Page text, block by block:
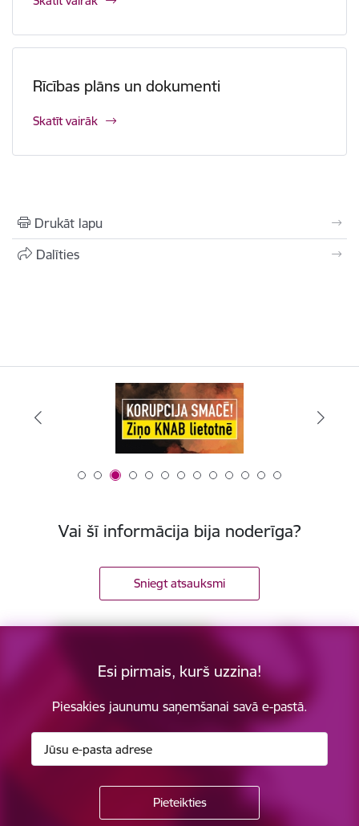
Rīcības plāns un dokumenti
Skatīt vairāk
Drukāt lapu
Dalīties
Vai šī informācija bija noderīga?
Sniegt atsauksmi
Esi pirmais, kurš uzzina!
Piesakies jaunumu saņemšanai savā e-pastā.